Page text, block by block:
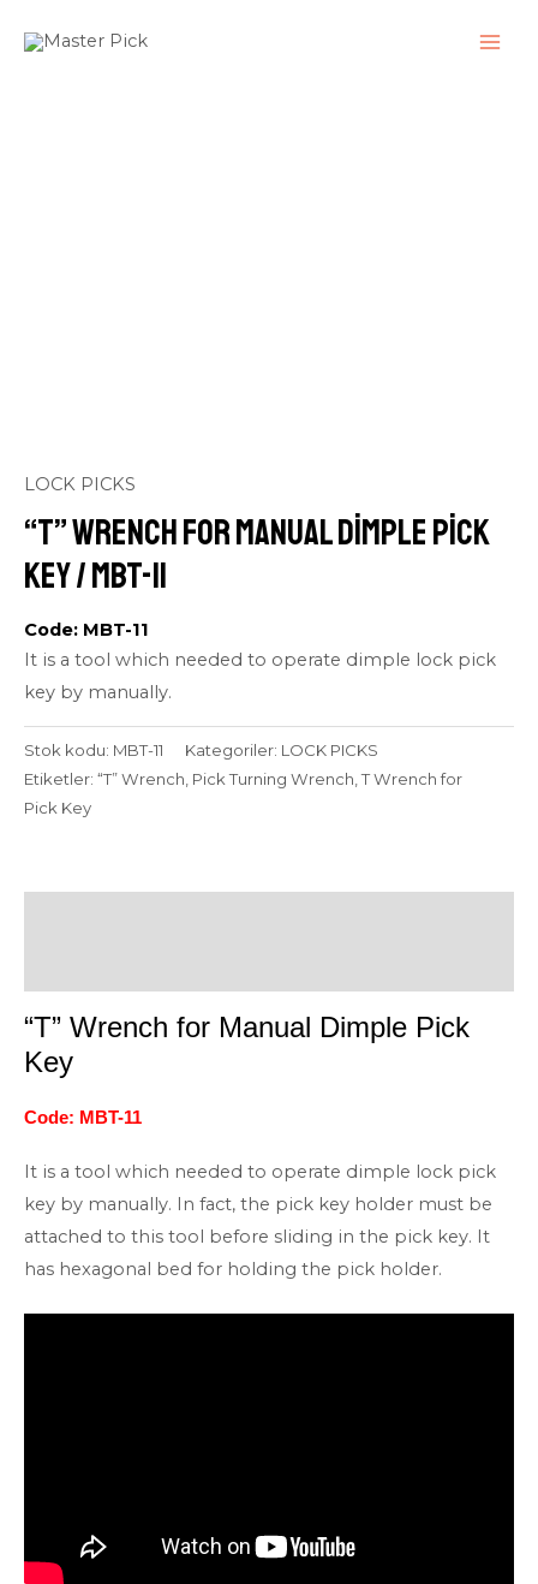
atla
LOCK PICKS
“T” Wrench for Manual Dimple Pick
Key / MBT-11
Code: MBT-11
It is a tool which needed to operate dimple lock pick
key by manually.
Stok kodu: MBT-11 Kategoriler: LOCK PICKS
Etiketler: “T” Wrench Pick Turning Wrench ,T Wrench for
Pick Key
“T” Wrench for Manual Dimple Pick
Key
Code: MBT-11
It is a tool which needed to operate dimple lock pick
key by manually. In fact, the pick key holder must be
attached to this tool before sliding in the pick key. It
has hexagonal bed for holding the pick holder.